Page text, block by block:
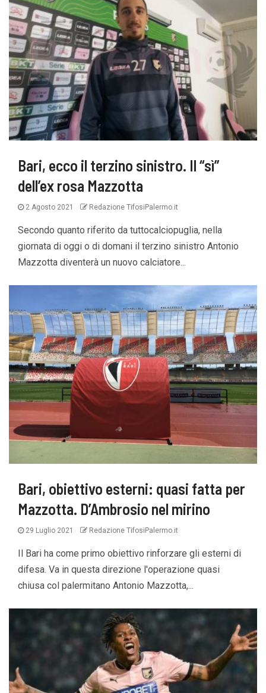
Bari, ecco il terzino sinistro. Il “sì”
dell’ex rosa Mazzotta
2 Agosto 2021 Redazione TifosiPalermo.it
Secondo quanto riferito da tuttocalciopuglia, nella
giornata di oggi o di domani il terzino sinistro Antonio
Mazzotta diventerà un nuovo calciatore...
Bari, obiettivo esterni: quasi fatta per
Mazzotta. D’Ambrosio nel mirino
29 Luglio 2021 Redazione TifosiPalermo.it
Il Bari ha come primo obiettivo rinforzare gli esterni di
difesa. Va in questa direzione l'operazione quasi
chiusa col palermitano Antonio Mazzotta,...